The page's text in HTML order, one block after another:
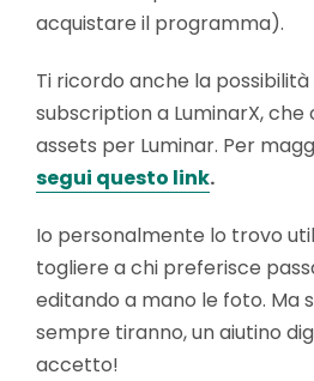
acquistare il programma).
Ti ricordo anche la
subscription a LuminarX,
assets per Luminar. Per
segui questo link.
Io personalmente lo trovo
togliere a chi preferisce
editando a mano le foto. Ma
sempre tiranno, un aiutino
accetto!